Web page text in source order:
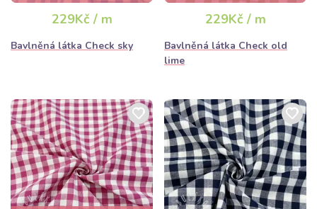
229Kč / m
Bavlněná látka Check sky
hodin
229Kč / m
Bavlněná látka Check old
lime